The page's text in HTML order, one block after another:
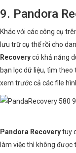
9. Pandora
Khác với các công cụ
lưu trữ cụ thể rồi cho
Recoverycó khả năng
bạn lọc dữ liệu, tìm theo
xem trước cả các file
Pandora Recoverytuy
làm việc thì không được